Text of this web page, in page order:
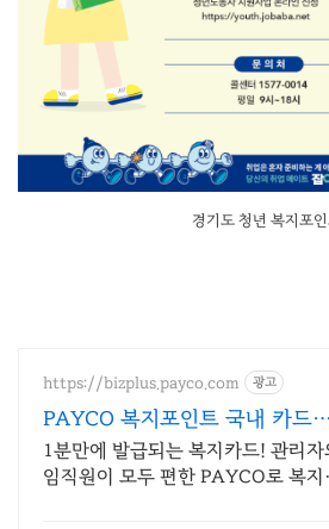
경기도 청년 복지포
https://bizplus.payco.com 광고
PAYCO 복지포인트 국내 카드가
맹점 어디서나
1분만에 발급되는 복지카드! 관리자
임직원이 모두 편한 PAYCO로 복지